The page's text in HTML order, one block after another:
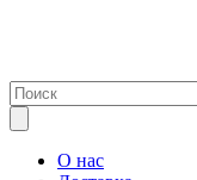
О нас